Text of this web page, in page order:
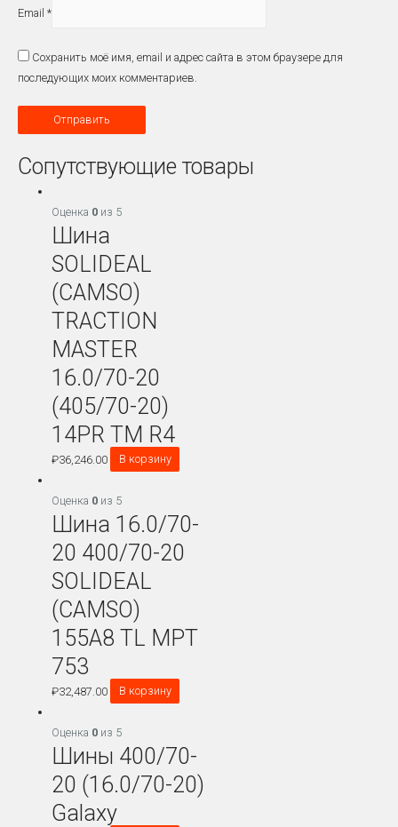
Email *
Сохранить моё имя, email и адрес сайта в этом браузере для
последующих моих комментариев.
Сопутствующие товары
Оценка 0 из 5
Шина
SOLIDEAL
(CAMSO)
TRACTION
MASTER
16.0/70-20
(405/70-20)
14PR TM R4
₽36,246.00 В корзину
Оценка 0 из 5
Шина 16.0/70-
20 400/70-20
SOLIDEAL
(CAMSO)
155A8 TL MPT
753
₽32,487.00 В корзину
Оценка 0 из 5
Шины 400/70-
20 (16.0/70-20)
Galaxy